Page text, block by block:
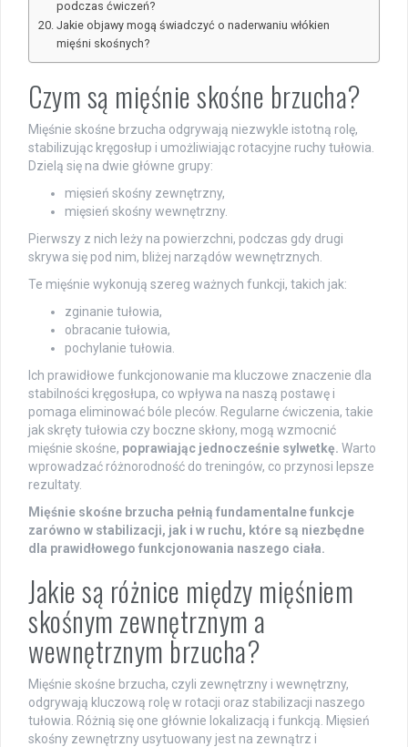
podczas ćwiczeń?
Jakie objawy mogą świadczyć o naderwaniu włókien
mięśni skośnych?
Czym są mięśnie skośne brzucha?
Mięśnie skośne brzucha odgrywają niezwykle istotną rolę,
stabilizując kręgosłup i umożliwiając rotacyjne ruchy tułowia.
Dzielą się na dwie główne grupy:
mięsień skośny zewnętrzny,
mięsień skośny wewnętrzny.
Pierwszy z nich leży na powierzchni, podczas gdy drugi
skrywa się pod nim, bliżej narządów wewnętrznych.
Te mięśnie wykonują szereg ważnych funkcji, takich jak:
zginanie tułowia,
obracanie tułowia,
pochylanie tułowia.
Ich prawidłowe funkcjonowanie ma kluczowe znaczenie dla
stabilności kręgosłupa, co wpływa na naszą postawę i
pomaga eliminować bóle pleców. Regularne ćwiczenia, takie
jak skręty tułowia czy boczne skłony, mogą wzmocnić
mięśnie skośne, poprawiając jednocześnie sylwetkę. Warto
wprowadzać różnorodność do treningów, co przynosi lepsze
rezultaty.
Mięśnie skośne brzucha pełnią fundamentalne funkcje
zarówno w stabilizacji, jak i w ruchu, które są niezbędne
dla prawidłowego funkcjonowania naszego ciała.
Jakie są różnice między mięśniem
skośnym zewnętrznym a
wewnętrznym brzucha?
Mięśnie skośne brzucha, czyli zewnętrzny i wewnętrzny,
odgrywają kluczową rolę w rotacji oraz stabilizacji naszego
tułowia. Różnią się one głównie lokalizacją i funkcją. Mięsień
skośny zewnętrzny usytuowany jest na zewnątrz i